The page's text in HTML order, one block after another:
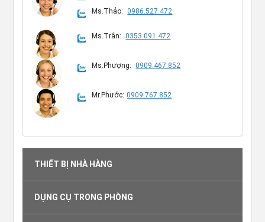
Ms.Thảo: 0986.527.472
Ms.Trân: 0353.091.472
Ms.Phượng: 0909.467.852
Mr.Phước: 0909.767.852
THIẾT BỊ NHÀ HÀNG
DỤNG CỤ TRONG PHÒNG